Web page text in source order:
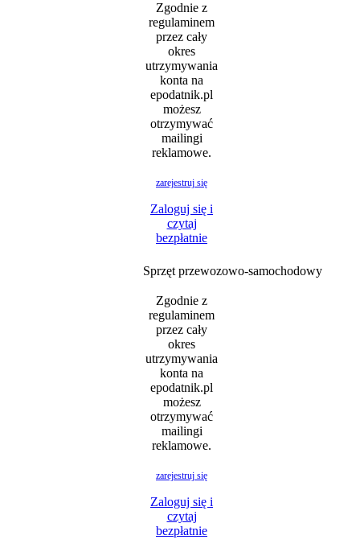
Zgodnie z
regulaminem
przez cały
okres
utrzymywania
konta na
epodatnik.pl
możesz
otrzymywać
mailingi
reklamowe.
zarejestruj się
Zaloguj się i
czytaj
bezpłatnie
Sprzęt przewozowo-samochodowy
Zgodnie z
regulaminem
przez cały
okres
utrzymywania
konta na
epodatnik.pl
możesz
otrzymywać
mailingi
reklamowe.
zarejestruj się
Zaloguj się i
czytaj
bezpłatnie